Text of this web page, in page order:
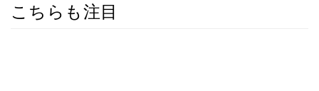
こちらも注目